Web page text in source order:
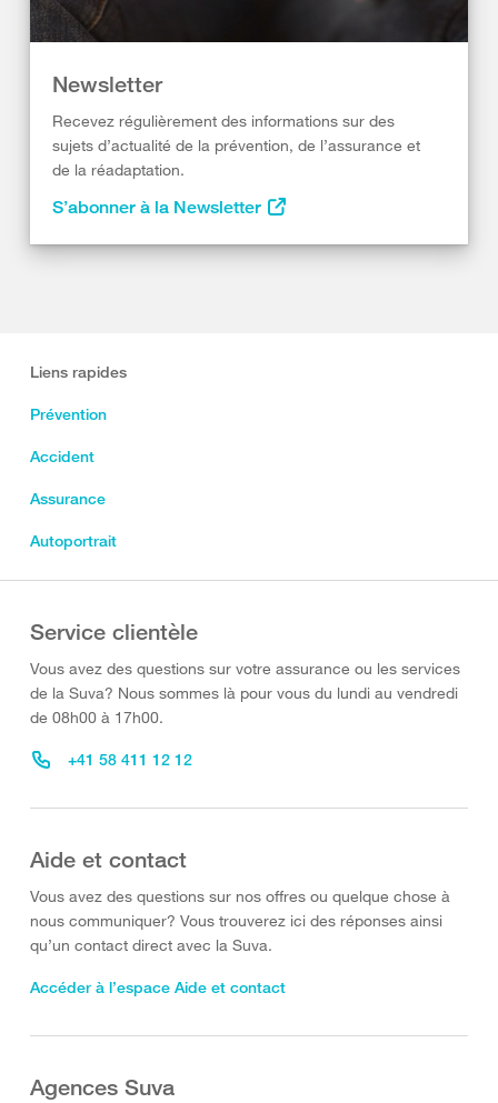
Newsletter
Recevez régulièrement des informations sur des
sujets d’actualité de la prévention, de l’assurance et
de la réadaptation.
S’abonner à la Newsletter
Liens rapides
Prévention
Accident
Assurance
Autoportrait
Service clientèle
Vous avez des questions sur votre assurance ou les services
de la Suva? Nous sommes là pour vous du lundi au vendredi
de 08h00 à 17h00.
+41 58 411 12 12
Aide et contact
Vous avez des questions sur nos offres ou quelque chose à
nous communiquer? Vous trouverez ici des réponses ainsi
qu’un contact direct avec la Suva.
Accéder à l’espace Aide et contact
Agences Suva